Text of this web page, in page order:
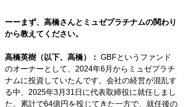
ーーまず、高橋さんとミュゼプラチナムの関わり
から教えてください。
高橋英樹（以下、高橋）： GBFというファンド
のオーナーとして、2024年6月からミュゼプラチ
ナムに投資していたんです。会社の経営が混乱す
る中、2025年3月31日に代表取締役に就任しまし
た。累計で64億円を投じてきた一方で、就任後の